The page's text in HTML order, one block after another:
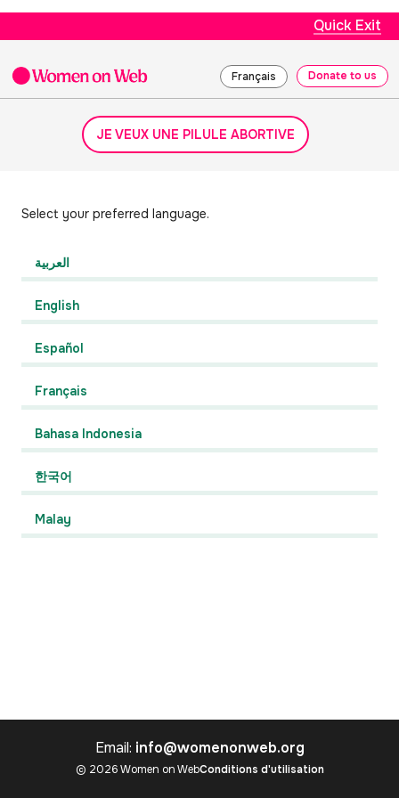
Quick Exit
Français Donate to us
JE VEUX UNE PILULE ABORTIVE
Select your preferred language.
العربية
English
Español
Français
Bahasa Indonesia
한국어
Malay
Email: info@womenonweb.org
© 2026 Women on WebConditions d'utilisation